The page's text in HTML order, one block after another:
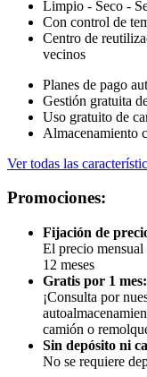
Limpio - Seco -
Con control de
Centro de
vecinos
Planes de pago
Gestión gratuita
Uso gratuito de
Almacenamiento
Ver todas las
Promociones:
Fijación de
El precio
12 meses
Gratis por 1 mes:
¡Consulta por
camión o
Sin depósito ni
No se requiere